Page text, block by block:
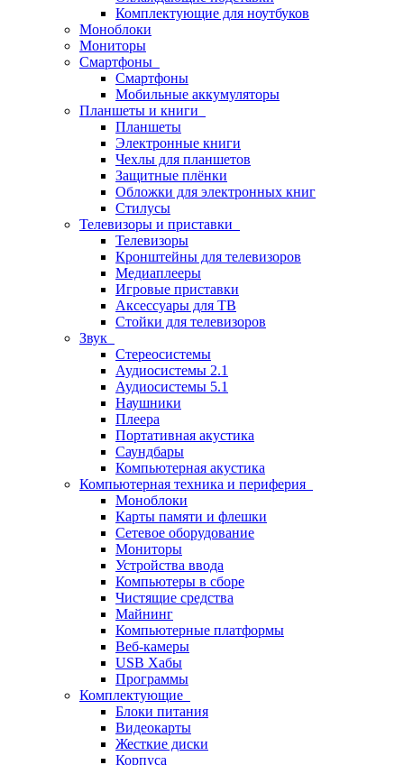
Комплектующие для ноутбуков
Моноблоки
Мониторы
Смартфоны
Смартфоны
Мобильные аккумуляторы
Планшеты и книги
Планшеты
Электронные книги
Чехлы для планшетов
Защитные плёнки
Обложки для электронных книг
Стилусы
Телевизоры и приставки
Телевизоры
Кронштейны для телевизоров
Медиаплееры
Игровые приставки
Аксессуары для ТВ
Стойки для телевизоров
Звук
Стереосистемы
Аудиосистемы 2.1
Аудиосистемы 5.1
Наушники
Плеера
Портативная акустика
Саундбары
Компьютерная акустика
Компьютерная техника и периферия
Моноблоки
Карты памяти и флешки
Сетевое оборудование
Мониторы
Устройства ввода
Компьютеры в сборе
Чистящие средства
Майнинг
Компьютерные платформы
Веб-камеры
USB Хабы
Программы
Комплектующие
Блоки питания
Видеокарты
Жесткие диски
Корпуса